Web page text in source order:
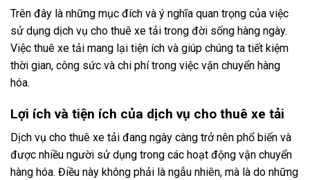
Trên đây là những mục đích và ý nghĩa quan trọng của việc
sử dụng dịch vụ cho thuê xe tải trong đời sống hàng ngày.
Việc thuê xe tải mang lại tiện ích và giúp chúng ta tiết kiệm
thời gian, công sức và chi phí trong việc vận chuyển hàng
hóa.
Lợi ích và tiện ích của dịch vụ cho thuê xe tải
Dịch vụ cho thuê xe tải đang ngày càng trở nên phổ biến và
được nhiều người sử dụng trong các hoạt động vận chuyển
hàng hóa. Điều này không phải là ngẫu nhiên, mà là do những